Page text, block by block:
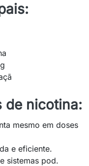
de nicotina:
mesmo em doses
e eficiente.
sistemas pod.